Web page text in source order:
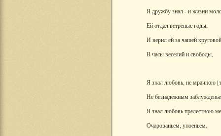
Я дружбу знал - и жизни
Ей отдал ветреные годы,
И верил ей за чашей круговой
В часы веселий и свободы,
Я знал любовь, не мрачною
Не безнадежным
Я знал любовь прелестною
Очарованьем, упоеньем.